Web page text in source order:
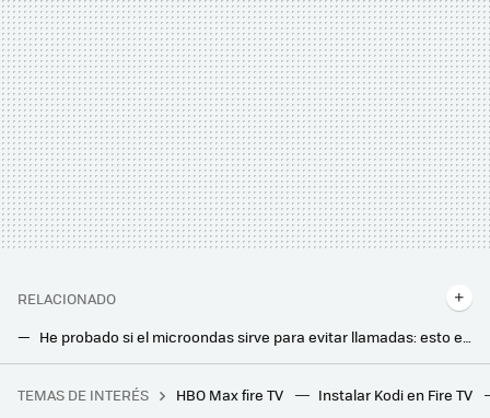
RELACIONADO
He probado si el microondas sirve para evitar llamadas: esto es lo que me ha pasado con el móvil
Conocer el cuadro eléctrico de nuestra casa es fundamental: esta es la función de los diferentes interruptores
Ratchet & Clank llega a celulares y se transforma por completo en un hero shooter: así puedes registrarte y jugar gratis en México
TEMAS DE INTERÉS HBO Max fire TV Instalar Kodi en Fire TV